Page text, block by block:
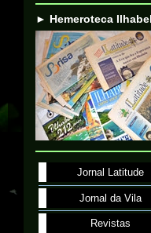
► Hemeroteca
Jornal Latitude
Jornal da Vila
Revistas